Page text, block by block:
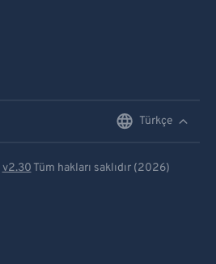
Türkçe
v2.30 Tüm hakları saklıdır (2026)